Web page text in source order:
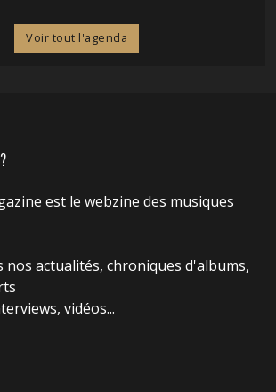
Voir tout l'agenda
est le webzine des musiques
nos actualités, chroniques d'albums,
vidéos...